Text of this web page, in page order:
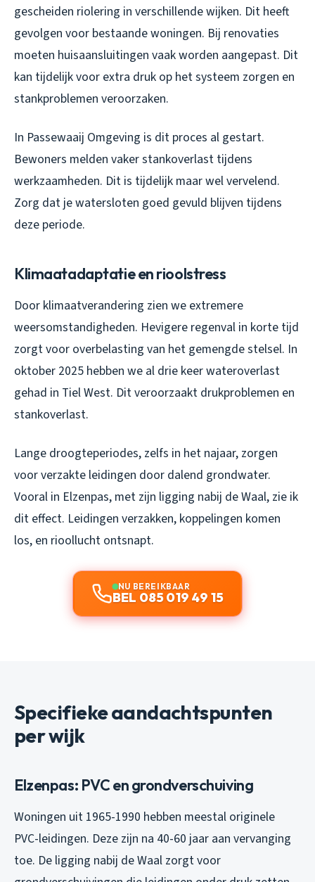
gescheiden riolering in verschillende wijken. Dit heeft
gevolgen voor bestaande woningen. Bij renovaties
moeten huisaansluitingen vaak worden aangepast. Dit
kan tijdelijk voor extra druk op het systeem zorgen en
stankproblemen veroorzaken.
In Passewaaij Omgeving is dit proces al gestart.
Bewoners melden vaker stankoverlast tijdens
werkzaamheden. Dit is tijdelijk maar wel vervelend.
Zorg dat je watersloten goed gevuld blijven tijdens
deze periode.
Klimaatadaptatie en rioolstress
Door klimaatverandering zien we extremere
weersomstandigheden. Hevigere regenval in korte tijd
zorgt voor overbelasting van het gemengde stelsel. In
oktober 2025 hebben we al drie keer wateroverlast
gehad in Tiel West. Dit veroorzaakt drukproblemen en
stankoverlast.
Lange droogteperiodes, zelfs in het najaar, zorgen
voor verzakte leidingen door dalend grondwater.
Vooral in Elzenpas, met zijn ligging nabij de Waal, zie ik
dit effect. Leidingen verzakken, koppelingen komen
los, en rioollucht ontsnapt.
NU BEREIKBAAR
BEL 085 019 49 15
Specifieke aandachtspunten
per wijk
Elzenpas: PVC en grondverschuiving
Woningen uit 1965-1990 hebben meestal originele
PVC-leidingen. Deze zijn na 40-60 jaar aan vervanging
toe. De ligging nabij de Waal zorgt voor